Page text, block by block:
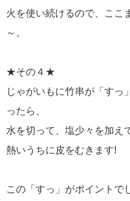
火を使い続けるので、ここ
～。
★その４★
じゃがいもに竹串が「すっ
ったら、
水を切って、塩少々を加え
熱いうちに皮をむきます!
この「すっ」がポイントで